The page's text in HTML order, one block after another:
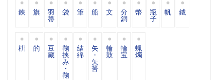
鋏 旗 羽
箒
袋 筆 船 文 分
銅
幣 瓶
子
帆 鉞
枡 的 豆
藏
鞠
挟
み
・
鞠
結
綿
矢
・
矢
筈
輪
鼓
輪
宝
蝋
燭